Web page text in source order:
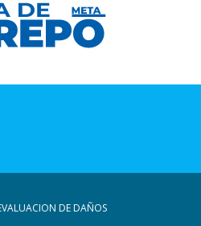
DE DAÑOS